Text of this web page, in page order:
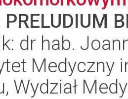
PRELUDIUM
dr hab.
Medyczny
Wydział